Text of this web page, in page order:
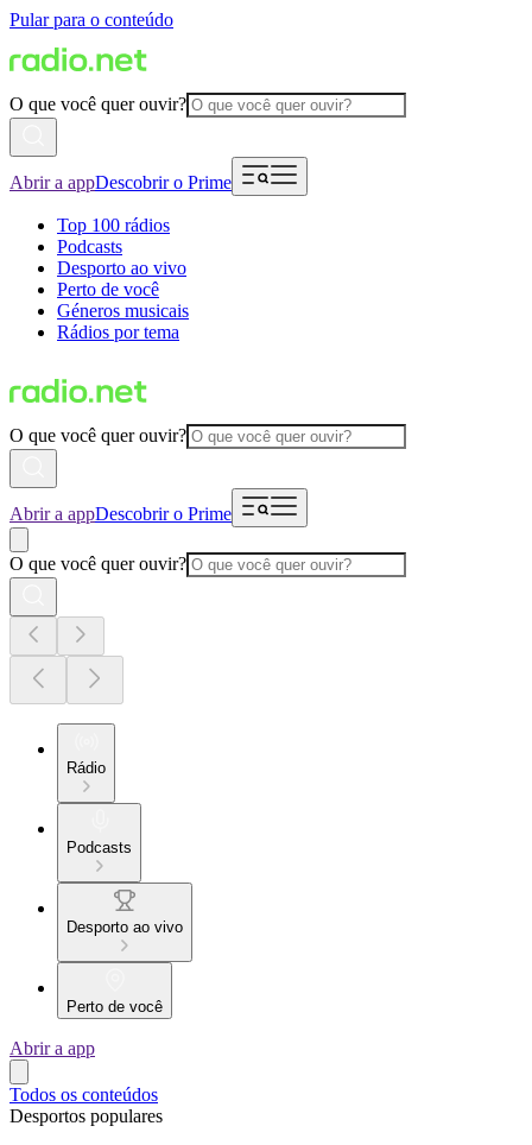
Pular para o conteúdo
O que você quer ouvir?
Abrir a appDescobrir o Prime
Top 100 rádios
Podcasts
Desporto ao vivo
Perto de você
Géneros musicais
Rádios por tema
O que você quer ouvir?
Abrir a appDescobrir o Prime
O que você quer ouvir?
Rádio
Podcasts
Desporto ao vivo
Perto de você
Abrir a app
Todos os conteúdos
Desportos populares